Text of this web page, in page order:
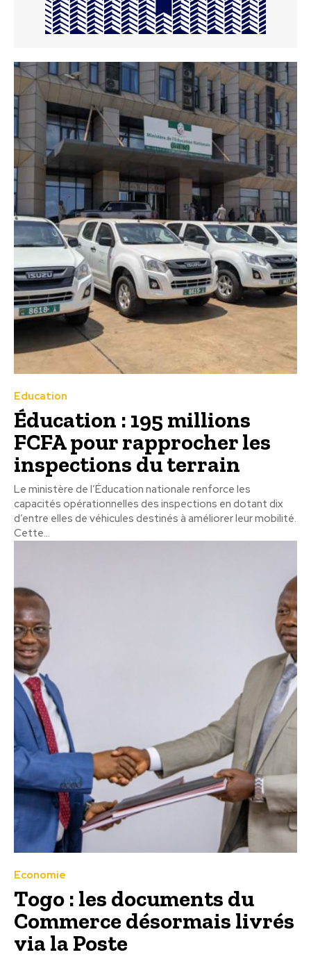
Education
Éducation : 195 millions
FCFA pour rapprocher les
inspections du terrain
Le ministère de l’Éducation nationale renforce les
capacités opérationnelles des inspections en dotant dix
d’entre elles de véhicules destinés à améliorer leur mobilité.
Cette...
Economie
Togo : les documents du
Commerce désormais livrés
via la Poste